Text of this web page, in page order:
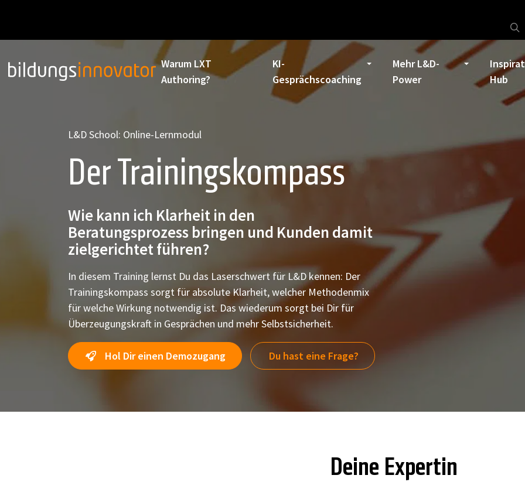
Warum LXT
Authoring?
KI-
Gesprächscoaching
Mehr L&D-
Power
Hub
L&D School: Online-Lernmodul
Der Trainingskompass
Wie kann ich Klarheit in den
Beratungsprozess bringen und Kunden damit
zielgerichtet führen?
In diesem Training lernst Du das Laserschwert für L&D kennen: Der
Trainingskompass sorgt für absolute Klarheit, welcher Methodenmix
für welche Wirkung notwendig ist. Das wiederum sorgt bei Dir für
Überzeugungskraft in Gesprächen und mehr Selbstsicherheit.
Hol Dir einen Demozugang Du hast eine Frage?
Deine Expertin